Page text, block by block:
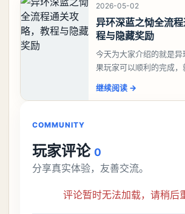
2026-05-02
异环深蓝之恸全流
程与隐藏奖励
今天为大家介绍的就是异
果玩家可以顺利的完成，
比较高的，对于那些新手
继续阅读 →
COMMUNITY
玩家评论 0
分享真实体验，友善交流。
评论暂时无法加载，请稍后